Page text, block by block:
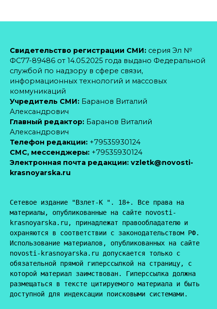
Свидетельство регистрации СМИ: серия Эл №
ФС77-89486 от 14.05.2025 года выдано Федеральной
службой по надзору в сфере связи,
информационных технологий и массовых
коммуникаций
Учредитель СМИ: Баранов Виталий
Александрович
Главный редактор: Баранов Виталий
Александрович
Телефон редакции: +79535930124
CМС, мессенджеры: +79535930124
Электронная почта редакции: vzletk@novosti-
krasnoyarska.ru
Сетевое издание "Взлет-К ". 18+. Все права на
материалы, опубликованные на сайте novosti-
krasnoyarska.ru, принадлежат правообладателю и
охраняются в соответствии с законодательством РФ.
Использование материалов, опубликованных на сайте
novosti-krasnoyarska.ru допускается только с
обязательной прямой гиперссылкой на страницу, с
которой материал заимствован. Гиперссылка должна
размещаться в тексте цитируемого материала и быть
доступной для индексации поисковыми системами.